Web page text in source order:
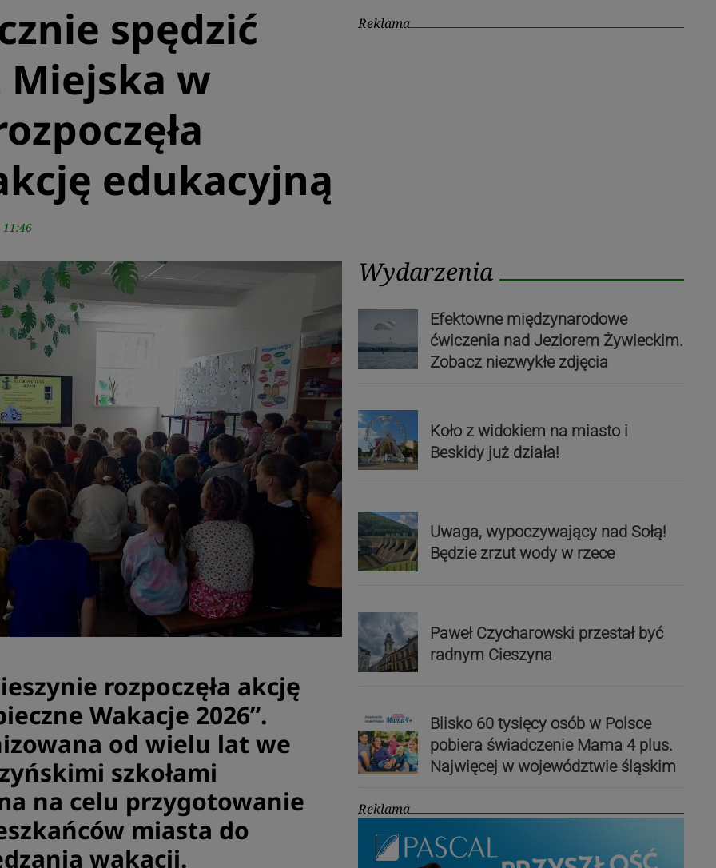
spędzić
Miejska w
edukacyjną
rozpoczęła akcję
Wakacje 2026”.
od wielu lat we
szkołami
na celu przygotowanie
miasta do
wakacji.
Reklama
Wydarzenia
Efektowne międzynarodowe
ćwiczenia nad Jeziorem Żywieckim.
Zobacz niezwykłe zdjęcia
Koło z widokiem na miasto i
Beskidy już działa!
Uwaga, wypoczywający nad Sołą!
Będzie zrzut wody w rzece
Paweł Czycharowski przestał być
radnym Cieszyna
Blisko 60 tysięcy osób w Polsce
pobiera świadczenie Mama 4 plus.
Najwięcej w województwie śląskim
Reklama